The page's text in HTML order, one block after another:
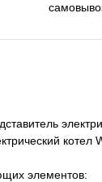
элементов: